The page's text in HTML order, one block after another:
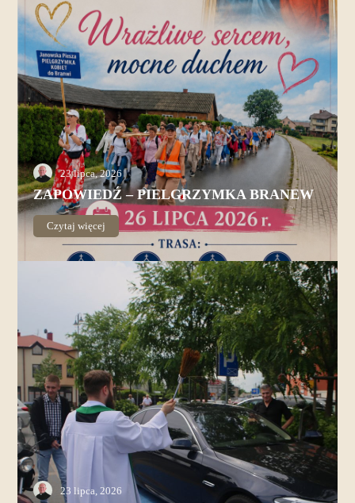
23 lipca, 2026
ZAPOWIEDŹ – PIELGRZYMKA BRANEW
Czytaj więcej
23 lipca, 2026